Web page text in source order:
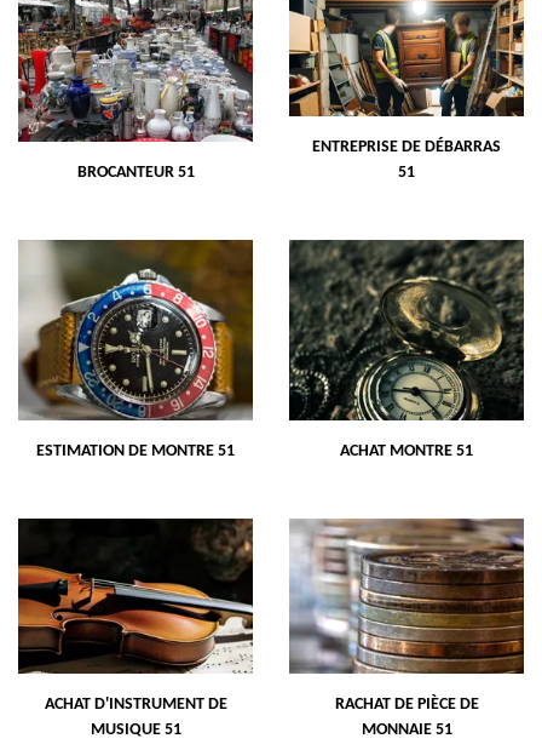
BROCANTEUR 51
ENTREPRISE DE DÉBARRAS
51
ESTIMATION DE MONTRE 51 ACHAT MONTRE 51
ACHAT D'INSTRUMENT DE
MUSIQUE 51
RACHAT DE PIÈCE DE
MONNAIE 51